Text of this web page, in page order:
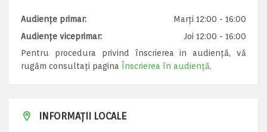
Audiențe primar:
Marți 12:00 - 16:00
Audiențe viceprimar:
Joi 12:00 - 16:00
Pentru procedura privind înscrierea in audiență, vă
rugăm consultați pagina Înscrierea în audiență.
INFORMAȚII LOCALE